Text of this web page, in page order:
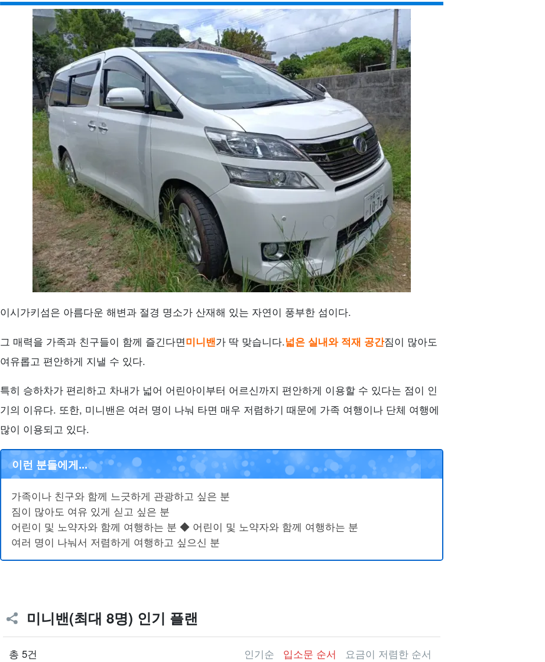
이시가키섬은 아름다운 해변과 절경 명소가 산재해 있는 자연이 풍부한 섬이다.
그 매력을 가족과 친구들이 함께 즐긴다면미니밴가 딱 맞습니다.넓은 실내와 적재 공간짐이 많아도
여유롭고 편안하게 지낼 수 있다.
특히 승하차가 편리하고 차내가 넓어 어린아이부터 어르신까지 편안하게 이용할 수 있다는 점이 인
기의 이유다. 또한, 미니밴은 여러 명이 나눠 타면 매우 저렴하기 때문에 가족 여행이나 단체 여행에
많이 이용되고 있다.
이런 분들에게...
가족이나 친구와 함께 느긋하게 관광하고 싶은 분
짐이 많아도 여유 있게 싣고 싶은 분
어린이 및 노약자와 함께 여행하는 분 ◆ 어린이 및 노약자와 함께 여행하는 분
여러 명이 나눠서 저렴하게 여행하고 싶으신 분
미니밴(최대 8명) 인기 플랜
총 5건 인기순 입소문 순서 요금이 저렴한 순서